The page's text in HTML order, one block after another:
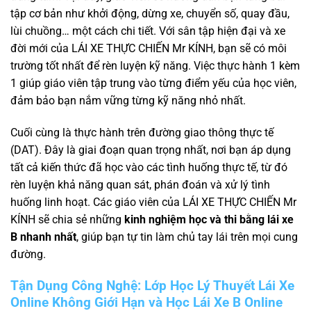
tập cơ bản như khởi động, dừng xe, chuyển số, quay đầu,
lùi chuồng… một cách chi tiết. Với sân tập hiện đại và xe
đời mới của LÁI XE THỰC CHIẾN Mr KÍNH, bạn sẽ có môi
trường tốt nhất để rèn luyện kỹ năng. Việc thực hành 1 kèm
1 giúp giáo viên tập trung vào từng điểm yếu của học viên,
đảm bảo bạn nắm vững từng kỹ năng nhỏ nhất.
Cuối cùng là thực hành trên đường giao thông thực tế
(DAT). Đây là giai đoạn quan trọng nhất, nơi bạn áp dụng
tất cả kiến thức đã học vào các tình huống thực tế, từ đó
rèn luyện khả năng quan sát, phán đoán và xử lý tình
huống linh hoạt. Các giáo viên của LÁI XE THỰC CHIẾN Mr
KÍNH sẽ chia sẻ những kinh nghiệm học và thi bằng lái xe
B nhanh nhất, giúp bạn tự tin làm chủ tay lái trên mọi cung
đường.
Tận Dụng Công Nghệ: Lớp Học Lý Thuyết Lái Xe
Online Không Giới Hạn và Học Lái Xe B Online